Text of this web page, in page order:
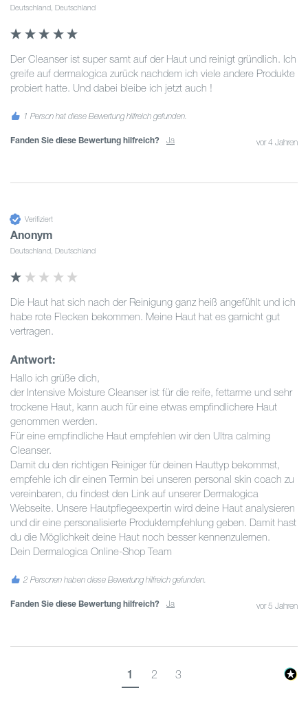
Deutschland, Deutschland
Der Cleanser ist super samt auf der Haut und reinigt gründlich. Ich
greife auf dermalogica zurück nachdem ich viele andere Produkte
probiert hatte. Und dabei bleibe ich jetzt auch !
1 Person hat diese Bewertung hilfreich gefunden.
Fanden Sie diese Bewertung hilfreich? Ja vor 4 Jahren
Verifiziert
Anonym
Deutschland, Deutschland
Die Haut hat sich nach der Reinigung ganz heiß angefühlt und ich
habe rote Flecken bekommen. Meine Haut hat es garnicht gut
vertragen.
Antwort:
Hallo ich grüße dich,
der Intensive Moisture Cleanser ist für die reife, fettarme und sehr
trockene Haut, kann auch für eine etwas empfindlichere Haut
genommen werden.
Für eine empfindliche Haut empfehlen wir den Ultra calming
Cleanser.
Damit du den richtigen Reiniger für deinen Hauttyp bekommst,
empfehle ich dir einen Termin bei unseren personal skin coach zu
vereinbaren, du findest den Link auf unserer Dermalogica
Webseite. Unsere Hautpflegeexpertin wird deine Haut analysieren
und dir eine personalisierte Produktempfehlung geben. Damit hast
du die Möglichkeit deine Haut noch besser kennenzulernen.
Dein Dermalogica Online-Shop Team
2 Personen haben diese Bewertung hilfreich gefunden.
Fanden Sie diese Bewertung hilfreich? Ja vor 5 Jahren
1 2 3